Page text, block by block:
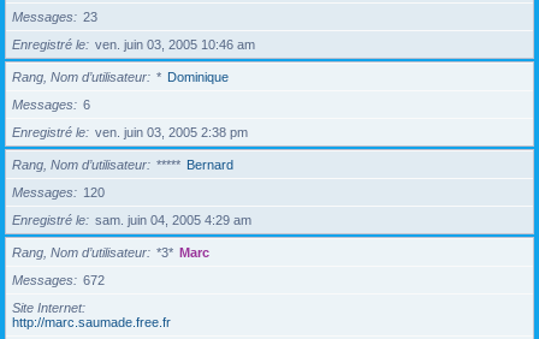
Messages
23
Enregistré le
ven. juin 03, 2005 10:46 am
Rang, Nom d’utilisateur * Dominique
Messages
6
Enregistré le
ven. juin 03, 2005 2:38 pm
Rang, Nom d’utilisateur ***** Bernard
Messages
120
Enregistré le
sam. juin 04, 2005 4:29 am
Rang, Nom d’utilisateur *3* Marc
Messages
672
Site Internet
http://marc.saumade.free.fr